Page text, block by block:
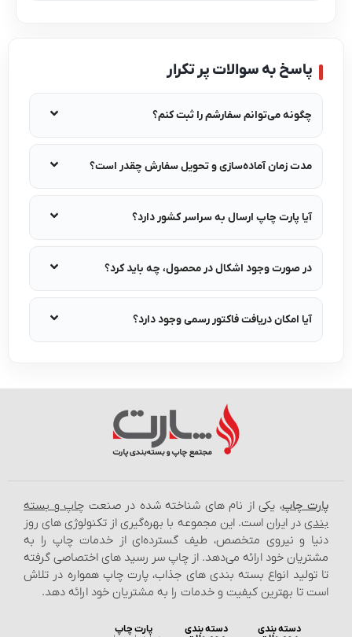
به سوالات پر تکرار
چگونه می‌توانم سفارشم را ثبت کنم؟
مدت زمان آماده‌سازی و تحویل سفارش چقدر است؟
آیا پارت چاپ ارسال به سراسر کشور دارد؟
در صورت وجود اشکال در محصول، چه باید کرد؟
آیا امکان دریافت فاکتور رسمی وجود دارد؟
چاپ، یکی از نام‌ های شناخته شده در صنعت چاپ و بسته‌
در ایران است. این مجموعه با بهره‌گیری از تکنولوژی‌ های روز
و نیروی متخصص، طیف گسترده‌ای از خدمات چاپ را به
خود ارائه می‌دهد. از چاپ سر رسید های اختصاصی گرفته
انواع بسته‌ بندی‌ های جذاب، پارت چاپ همواره در تلاش
بهترین کیفیت و خدمات را به مشتریان خود ارائه دهد.
دسته بندی دسته بندی پارت چاپ